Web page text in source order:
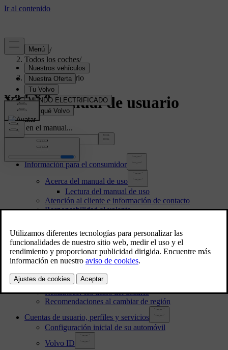
Soporte/
Todos los coches/
XC90 2024/
Manual de usuario
XC90 Manual de usuario
Busca en el manual...
Información para el consumidor
Acerca del manual de uso
Lectura del manual de uso
Atención al cliente e información de contacto
Responsabilidad al volante
Ubicación del número de identificación del vehículo
Aceptación de condiciones y recopilación de datos
Procesamiento de datos grabados y recopilados
Acerca de los servicios conectados y la política de uso
responsable
Cambio de titularidad del automóvil
Restablecer los datos del usuario
Recomendaciones al cambiar de región
Cuentas de usuario, perfiles y servicios
Configuración inicial de su automóvil
Volvo ID